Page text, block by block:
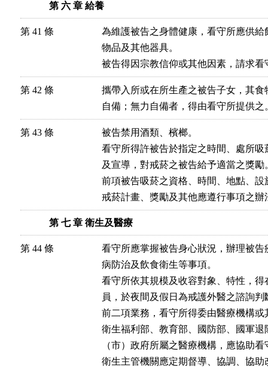
第 六 章 給養
第 41 條
為維護被告之身體健康，看守所應供
物品及其他器具。
被告得因宗教信仰或其他因素，請求
第 42 條
攜帶入所或在所生產之被告子女，其
自備；無力自備者，得由看守所提供之
第 43 條
被告禁用酒類、檳榔。
看守所得許被告於指定之時間、處所
及宣導，對戒菸之被告給予適當之獎勵
前項被告吸菸之資格、時間、地點、
戒菸計畫、獎勵及其他應遵行事項之辦
第 七 章 衛生及醫療
第 44 條
看守所應掌握被告身心狀況，辦理被
病防治及飲食衛生等事項。
看守所依其規模及收容對象、特性，
員，於夜間及假日為戒護外醫之諮詢判
前二項業務，看守所得委由醫療機構或
衛生福利部、教育部、國防部、國軍
（市）政府所屬之醫療機構，應協助
衛生主管機關應定期督導、協調、協